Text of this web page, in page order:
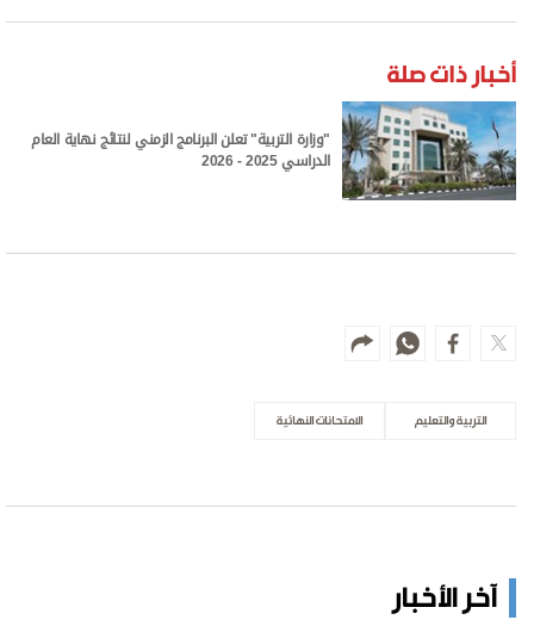
أخبار ذات صلة
"وزارة التربية" تعلن البرنامج الزمني لنتائج نهاية العام
الدراسي 2025 - 2026
التربية والتعليم الامتحانات النهائية
آخر الأخبار